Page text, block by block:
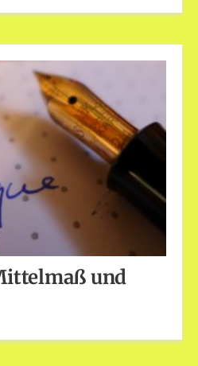
und